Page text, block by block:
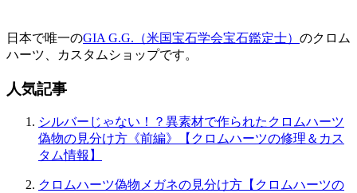
日本で唯一のGIA G.G.（米国宝石学会宝石鑑定士） のクロム
ハーツ、カスタムショップです。
人気記事
シルバーじゃない！？異素材で作られたクロムハーツ
偽物の見分け方《前編》【クロムハーツの修理＆カス
タム情報】
クロムハーツ偽物メガネの見分け方【クロムハーツの